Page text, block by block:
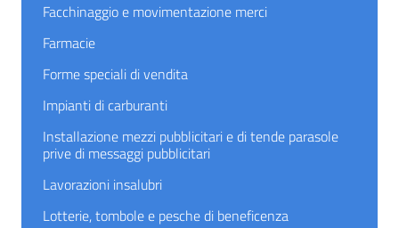
Facchinaggio e movimentazione merci
Farmacie
Forme speciali di vendita
Impianti di carburanti
Installazione mezzi pubblicitari e di tende parasole
prive di messaggi pubblicitari
Lavorazioni insalubri
Lotterie, tombole e pesche di beneficenza